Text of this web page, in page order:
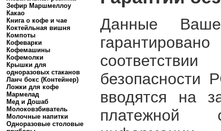
Зефир Маршмеллоу
Какао
Книга о кофе и чае
Коктейльная вишня
Компоты
Кофеварки
Кофемашины
Кофемолки
Крышки для
одноразовых стаканов
Ланч бокс (Контейнер)
Ложки для кофе
Мармелад
Мед и Дошаб
Молоковзбиватель
Молочные напитки
Одноразовые столовые
Данные
безопасности
вводятся на
платежной